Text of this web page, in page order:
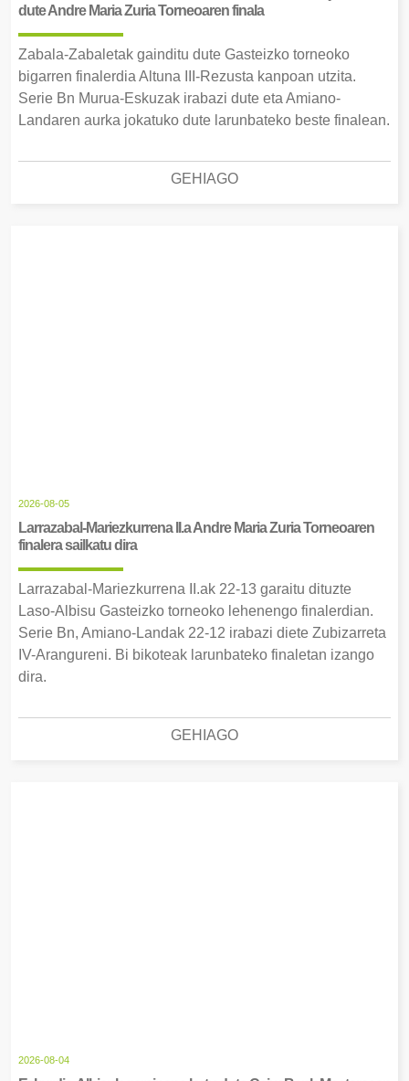
dute Andre Maria Zuria Torneoaren finala
Zabala-Zabaletak gainditu dute Gasteizko torneoko
bigarren finalerdia Altuna III-Rezusta kanpoan utzita.
Serie Bn Murua-Eskuzak irabazi dute eta Amiano-
Landaren aurka jokatuko dute larunbateko beste finalean.
GEHIAGO
2026-08-05
Larrazabal-Mariezkurrena II.a Andre Maria Zuria Torneoaren
finalera sailkatu dira
Larrazabal-Mariezkurrena II.ak 22-13 garaitu dituzte
Laso-Albisu Gasteizko torneoko lehenengo finalerdian.
Serie Bn, Amiano-Landak 22-12 irabazi diete Zubizarreta
IV-Arangureni. Bi bikoteak larunbateko finaletan izango
dira.
GEHIAGO
2026-08-04